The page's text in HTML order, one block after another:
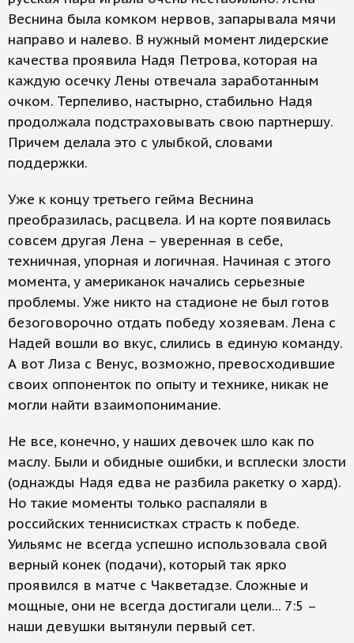
Веснина была комком нервов, запарывала мячи
направо и налево. В нужный момент лидерские
качества проявила Надя Петрова, которая на
каждую осечку Лены отвечала заработанным
очком. Терпеливо, настырно, стабильно Надя
продолжала подстраховывать свою партнершу.
Причем делала это с улыбкой, словами
поддержки.
Уже к концу третьего гейма Веснина
преобразилась, расцвела. И на корте появилась
совсем другая Лена – уверенная в себе,
техничная, упорная и логичная. Начиная с этого
момента, у американок начались серьезные
проблемы. Уже никто на стадионе не был готов
безоговорочно отдать победу хозяевам. Лена с
Надей вошли во вкус, слились в единую команду.
А вот Лиза с Венус, возможно, превосходившие
своих оппоненток по опыту и технике, никак не
могли найти взаимопонимание.
Не все, конечно, у наших девочек шло как по
маслу. Были и обидные ошибки, и всплески злости
(однажды Надя едва не разбила ракетку о хард).
Но такие моменты только распаляли в
российских теннисистках страсть к победе.
Уильямс не всегда успешно использовала свой
верный конек (подачи), который так ярко
проявился в матче с Чакветадзе. Сложные и
мощные, они не всегда достигали цели... 7:5 –
наши девушки вытянули первый сет.